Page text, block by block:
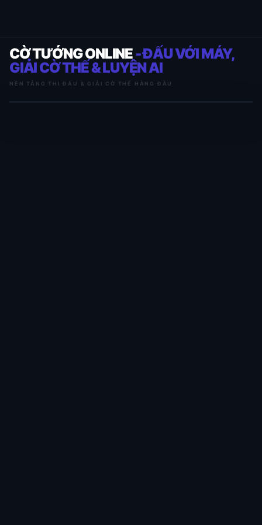
CỜ TƯỚNG ONLINE- ĐẤU VỚI MÁY,
GIẢI CỜ THẾ & LUYỆN AI
NỀN TẢNG THI ĐẤU & GIẢI CỜ THẾ HÀNG ĐẦU